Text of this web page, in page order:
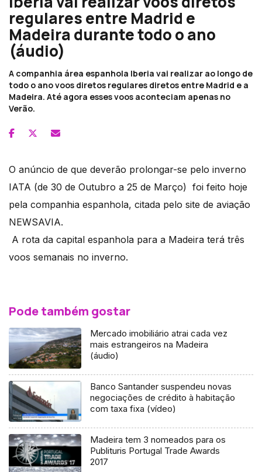
regulares entre Madrid e
Madeira durante todo o ano
(áudio)
A companhia área espanhola Iberia vai realizar ao longo de
todo o ano voos diretos regulares diretos entre Madrid e a
Madeira. Até agora esses voos aconteciam apenas no
Verão.
O anúncio de que deverão prolongar-se pelo inverno
IATA (de 30 de Outubro a 25 de Março) foi feito hoje
pela companhia espanhola, citada pelo site de aviação
NEWSAVIA.
A rota da capital espanhola para a Madeira terá três
voos semanais no inverno.
Pode também gostar
Mercado imobiliário atrai cada vez
mais estrangeiros na Madeira
(áudio)
Banco Santander suspendeu novas
negociações de crédito à habitação
com taxa fixa (vídeo)
Madeira tem 3 nomeados para os
Publituris Portugal Trade Awards
2017